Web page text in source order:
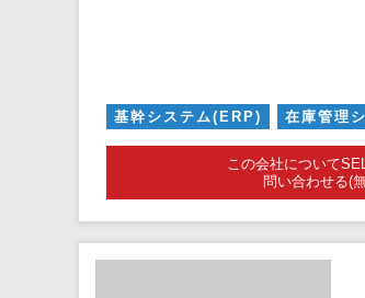
基幹システム(ERP) 在庫管理
この会社について
問い合わせる(